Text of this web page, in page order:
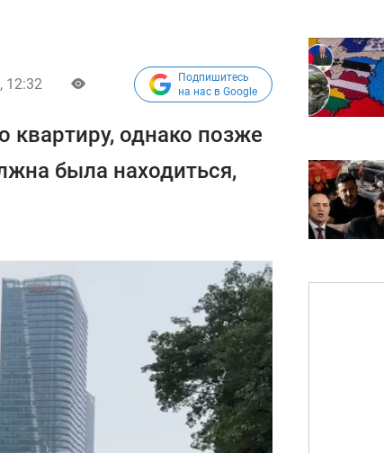
12:32
Подпишитесь
на нас в Google
однако позже
была находиться,